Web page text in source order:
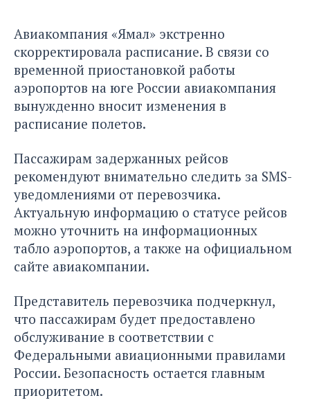
Авиакомпания «Ямал» экстренно
скорректировала расписание. В связи со
временной приостановкой работы
аэропортов на юге России авиакомпания
вынужденно вносит изменения в
расписание полетов.
Пассажирам задержанных рейсов
рекомендуют внимательно следить за SMS-
уведомлениями от перевозчика.
Актуальную информацию о статусе рейсов
можно уточнить на информационных
табло аэропортов, а также на официальном
сайте авиакомпании.
Представитель перевозчика подчеркнул,
что пассажирам будет предоставлено
обслуживание в соответствии с
Федеральными авиационными правилами
России. Безопасность остается главным
приоритетом.